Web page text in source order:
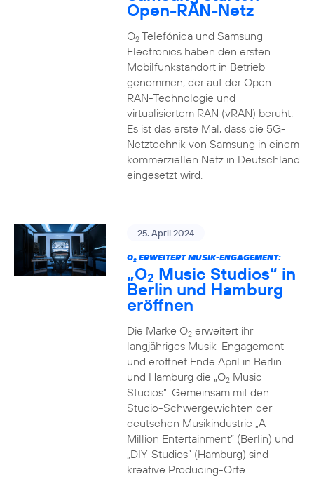
Open-RAN-Netz
O2Telefónica und Samsung
Electronics haben den ersten
Mobilfunkstandort in Betrieb
genommen, der auf der Open-
RAN-Technologie und
virtualisiertem RAN (vRAN) beruht.
Es ist das erste Mal, dass die 5G-
Netztechnik von Samsung in einem
kommerziellen Netz in Deutschland
eingesetzt wird.
25. April 2024
O2ERWEITERT MUSIK-ENGAGEMENT:
„O2 Music Studios“ in
Berlin und Hamburg
eröffnen
Die Marke O2erweitert ihr
langjähriges Musik-Engagement
und eröffnet Ende April in Berlin
und Hamburg die „O2Music
Studios”. Gemeinsam mit den
Studio-Schwergewichten der
deutschen Musikindustrie „A
Million Entertainment” (Berlin) und
„DIY-Studios” (Hamburg) sind
kreative Producing-Orte